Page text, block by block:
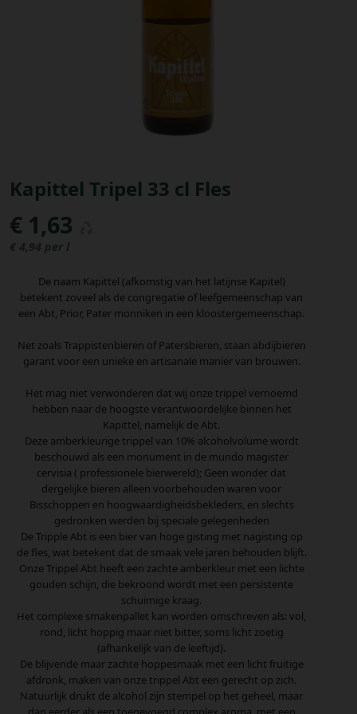
Kapittel Tripel 33 cl Fles
€ 1,63
€ 4,94 per l
De naam Kapittel (afkomstig van het latijnse Kapitel)
betekent zoveel als de congregatie of leefgemeenschap van
een Abt, Prior, Pater monniken in een kloostergemeenschap.
Net zoals Trappistenbieren of Patersbieren, staan abdijbieren
garant voor een unieke en artisanale manier van brouwen.
Het mag niet verwonderen dat wij onze trippel vernoemd
hebben naar de hoogste verantwoordelijke binnen het
Kapittel, namelijk de Abt.
Deze amberkleurige trippel van 10% alcoholvolume wordt
beschouwd als een monument in de mundo magister
cervisia ( professionele bierwereld); Geen wonder dat
dergelijke bieren alleen voorbehouden waren voor
Bisschoppen en hoogwaardigheidsbekleders, en slechts
gedronken werden bij speciale gelegenheden
De Tripple Abt is een bier van hoge gisting met nagisting op
de fles, wat betekent dat de smaak vele jaren behouden blijft.
Onze Trippel Abt heeft een zachte amberkleur met een lichte
gouden schijn, die bekroond wordt met een persistente
schuimige kraag.
Het complexe smakenpallet kan worden omschreven als: vol,
rond, licht hoppig maar niet bitter, soms licht zoetig
(afhankelijk van de leeftijd).
De blijvende maar zachte hoppesmaak met een licht fruitige
afdronk, maken van onze trippel Abt een gerecht op zich.
Natuurlijk drukt de alcohol zijn stempel op het geheel, maar